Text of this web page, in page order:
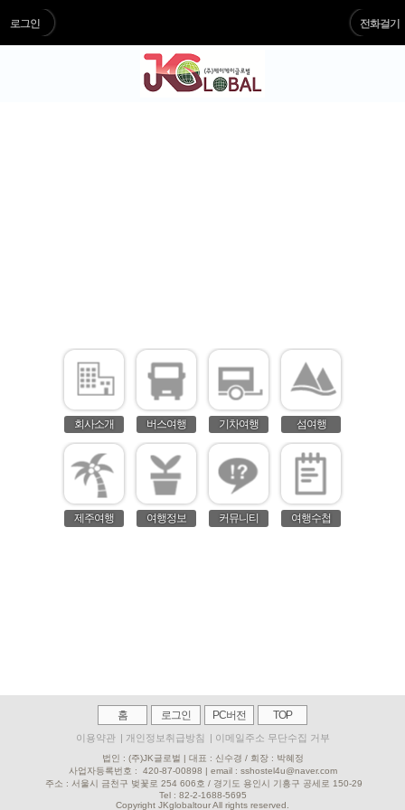
로그인 전화걸기
회사소개 버스여행 기차여행 섬여행
제주여행 여행정보 커뮤니티 여행수첩
홈 로그인 PC버전 TOP
이용약관 | 개인정보취급방침 | 이메일주소 무단수집 거부
법인 : (주)JK글로벌 | 대표 : 신수경 / 회장 : 박혜정
사업자등록번호 : 420-87-00898 | email : sshostel4u@naver.com
주소 : 서울시 금천구 벚꽃로 254 606호 / 경기도 용인시 기흥구 공세로 150-29
Tel : 82-2-1688-5695
Copyright JKglobaltour All rights reserved.